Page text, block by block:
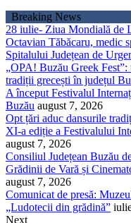
Sari
la
conținut
Breaking News
28 iulie- Ziua Mondială de
Octavian Tăbăcaru, medic
Spitalului Județean de
„OPA! Buzău Greek
tradiții grecești în județul
A început Festivalul
Buzău august 7, 2026
Opt țări aduc dansurile
XI-a ediție a Festivalului
august 7, 2026
Consiliul Județean Buzău
Grădinii de Vară și
august 7, 2026
Comunicat de presă:
„Ludotecii din grădină”
Next